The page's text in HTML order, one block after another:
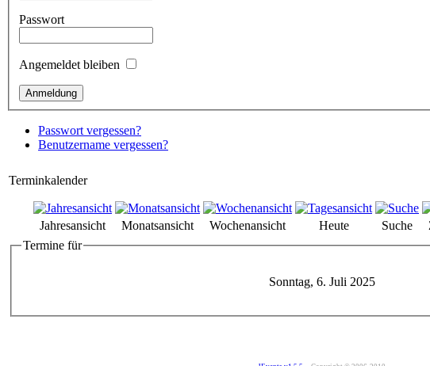
Passwort
Angemeldet bleiben
Passwort vergessen?
Benutzername vergessen?
Terminkalender
Jahresansicht Monatsansicht Wochenansicht Heute Suche
Termine für
Sonntag, 6. Juli 2025